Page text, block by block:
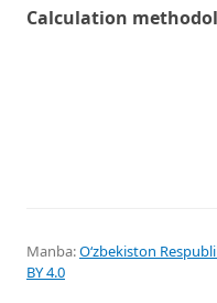
Calculation
Manba:Oʻzbekiston
BY 4.0